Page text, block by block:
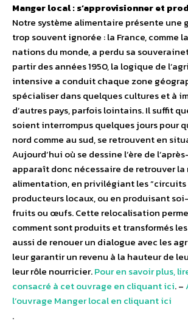
Manger local : s’approvisionner et
Notre système alimentaire présente une
trop souvent ignorée : la France, comme
nations du monde, a perdu sa
partir des années 1950, la logique de
intensive a conduit chaque zone
spécialiser dans quelques cultures et à
d’autres pays, parfois lointains. Il suffit
soient interrompus quelques jours pour
nord comme au sud, se retrouvent en
Aujourd’hui où se dessine l’ère de
apparaît donc nécessaire de retrouver
alimentation, en privilégiant les “circuits
producteurs locaux, ou en produisant
fruits ou œufs. Cette relocalisation
comment sont produits et transformés
aussi de renouer un dialogue avec les
leur garantir un revenu à la hauteur de
leur rôle nourricier.Pour en savoir plus,
consacré à cet ouvrage en cliquant ici. –
l’ouvrage Manger local en cliquant ici
.